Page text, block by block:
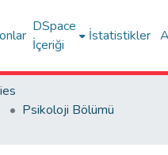
DSpace
İçeriği
İstatistikler
Psikoloji Bölümü